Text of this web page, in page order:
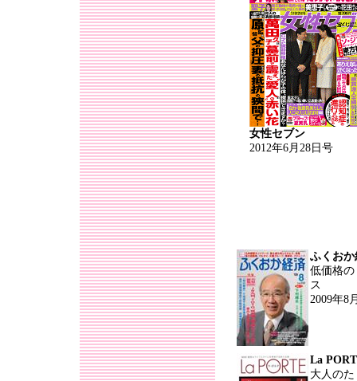
女性セブン
2012年6月28日号
ふくおか
低価格
ス
2009年8
La
大人の